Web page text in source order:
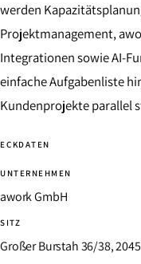
werden
Projektmanagement,
Integrationen sowie AI-
einfache Aufgabenliste
Kundenprojekte parallel
ECKDATEN
UNTERNEHMEN
awork GmbH
SITZ
Großer Burstah 36/38,